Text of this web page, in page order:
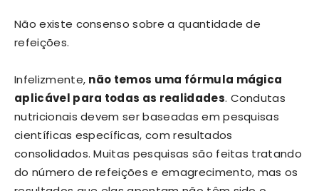
Não existe consenso sobre a quantidade de
refeições.
Infelizmente, não temos uma fórmula mágica
aplicável para todas as realidades. Condutas
nutricionais devem ser baseadas em pesquisas
científicas específicas, com resultados
consolidados. Muitas pesquisas são feitas tratando
do número de refeições e emagrecimento, mas os